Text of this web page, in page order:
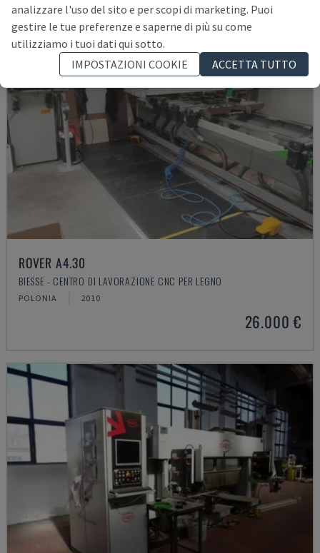
ROVER A4.30
BIESSE - CENTRO DI LAVORAZIONE CNC PER LEGNO
POLONIA 2010
26.000 €
analizzare l'uso del sito e per scopi di marketing. Puoi
gestire le tue preferenze e saperne di più su come
utilizziamo i tuoi dati qui sotto.
IMPOSTAZIONI COOKIE
ACCETTA TUTTO